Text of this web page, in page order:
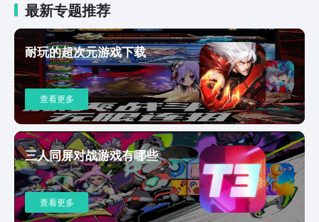
水彩和细腻工笔的结合，另外还有水墨渲染其中，所以这
个江湖世界是充满着中式的韵味的，相信是符合每一个伙
伴的口味的，圆了大家心中的武侠梦。除了画面带来的享
受之外，群战方面的体验感也让策划拉到了机制，在新技
术的加持之下，人物形象更加清晰，技能特效也更加的华
丽炫酷，技能的释放也更加运用自如，可以说百人同屏也
不会再出现卡顿了。其中还对白虎堂进行复刻，当然也延
续了宋金战场，武林高手等等非常经典的玩法，同时游戏
还根据当下年轻人的游戏习惯，针对性的进行了优化，副
本的开放时间也不再局限，总之就是尽可能满足大家的想
法和需求。剑侠世界起源相关的游戏介绍就是文章讲述的
这些了，对于曾经的老玩家来说肯定又是一波不可多得的
回忆了，但是对于没有体验过的萌新宝子来说，也即将感
受的是一个具有真实血肉的江湖世界。
最新专题推荐
耐玩的超次元游戏下载
查看更多
三人同屏对战游戏有哪些
查看更多